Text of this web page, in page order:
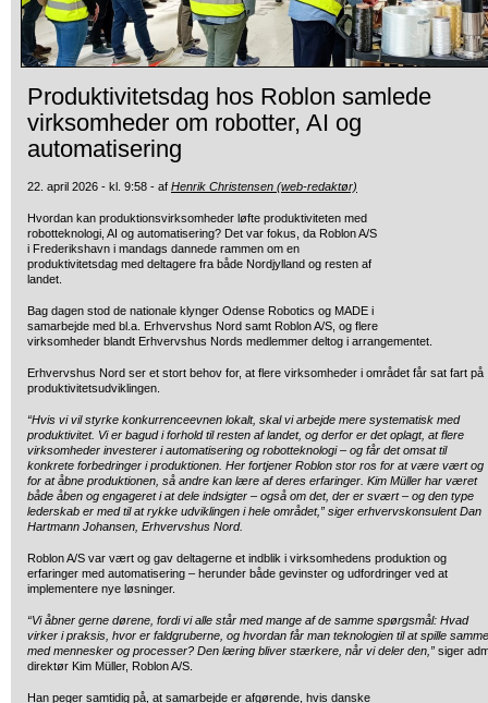
Produktivitetsdag hos Roblon samlede
virksomheder om robotter, AI og
automatisering
22. april 2026 - kl. 9:58 - af Henrik Christensen (web-redaktør)
Hvordan kan produktionsvirksomheder løfte produktiviteten med
robotteknologi, AI og automatisering? Det var fokus, da Roblon A/S
i Frederikshavn i mandags dannede rammen om en
produktivitetsdag med deltagere fra både Nordjylland og resten af
landet.
Bag dagen stod de nationale klynger Odense Robotics og MADE i
samarbejde med bl.a. Erhvervshus Nord samt Roblon A/S, og flere
virksomheder blandt Erhvervshus Nords medlemmer deltog i arrangementet.
Erhvervshus Nord ser et stort behov for, at flere virksomheder i området får sat fart på
produktivitetsudviklingen.
“Hvis vi vil styrke konkurrenceevnen lokalt, skal vi arbejde mere systematisk med
produktivitet. Vi er bagud i forhold til resten af landet, og derfor er det oplagt, at flere
virksomheder investerer i automatisering og robotteknologi – og får det omsat til
konkrete forbedringer i produktionen. Her fortjener Roblon stor ros for at være vært og
for at åbne produktionen, så andre kan lære af deres erfaringer. Kim Müller har været
både åben og engageret i at dele indsigter – også om det, der er svært – og den type
lederskab er med til at rykke udviklingen i hele området,” siger erhvervskonsulent Dan
Hartmann Johansen, Erhvervshus Nord.
Roblon A/S var vært og gav deltagerne et indblik i virksomhedens produktion og
erfaringer med automatisering – herunder både gevinster og udfordringer ved at
implementere nye løsninger.
“Vi åbner gerne dørene, fordi vi alle står med mange af de samme spørgsmål: Hvad
virker i praksis, hvor er faldgruberne, og hvordan får man teknologien til at spille
med mennesker og processer? Den læring bliver stærkere, når vi deler den,” siger
direktør Kim Müller, Roblon A/S.
Han peger samtidig på, at samarbejde er afgørende, hvis danske